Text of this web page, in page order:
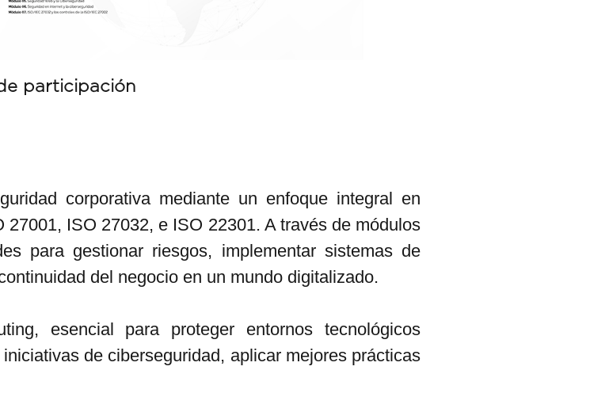
participación
corporativa mediante un enfoque integral en
ISO 27032, e ISO 22301. A través de módulos
para gestionar riesgos, implementar sistemas de
del negocio en un mundo digitalizado.
esencial para proteger entornos tecnológicos
de ciberseguridad, aplicar mejores prácticas